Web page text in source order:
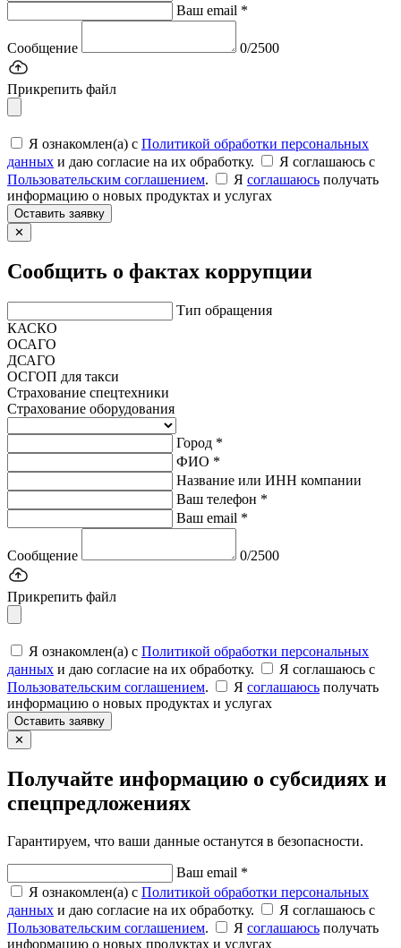
Ваш email *
Сообщение 0/2500
Прикрепить файл
Я ознакомлен(а) с Политикой обработки персональных
данных и даю согласие на их обработку.
Я соглашаюсь c
Пользовательским соглашением. Я соглашаюсь получать
информацию о новых продуктах и услугах
Оставить заявку
✕
Сообщить о фактах коррупции
Тип обращения
КАСКО
ОСАГО
ДСАГО
ОСГОП для такси
Страхование спецтехники
Страхование оборудования
Город *
ФИО *
Название или ИНН компании
Ваш телефон *
Ваш email *
Сообщение 0/2500
Прикрепить файл
Я ознакомлен(а) с Политикой обработки персональных
данных и даю согласие на их обработку.
Я соглашаюсь c
Пользовательским соглашением. Я соглашаюсь получать
информацию о новых продуктах и услугах
Оставить заявку
✕
Получайте информацию о субсидиях и
спецпредложениях
Гарантируем, что ваши данные останутся в безопасности.
Ваш email *
Я ознакомлен(а) с Политикой обработки персональных
данных и даю согласие на их обработку.
Я соглашаюсь c
Пользовательским соглашением. Я соглашаюсь получать
информацию о новых продуктах и услугах